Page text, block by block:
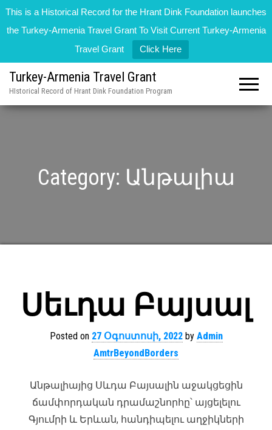
This is a Historical Record for the Hrant Dink Foundation launches
the Turkey-Armenia Travel Grant To Visit Current Turkey-Armenia
Travel Grant
Click Here
Turkey-Armenia Travel Grant
HIstorical Record of Hrant Dink Foundation Program
Category: Անթալիա
Սեւդա Բայսալ
Posted on 27 Օգոստոսի, 2022by Admin
AmtrBeyondBorders
Անթալիայից Սևդա Բայսալին աջակցեցին
ճամփորդական դրամաշնորհը՝ այցելելու
Գյումրի և Երևան, հանդիպելու աղջիկների